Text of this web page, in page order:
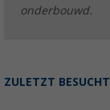
onderbouwd.
ZULETZT BESUCHT